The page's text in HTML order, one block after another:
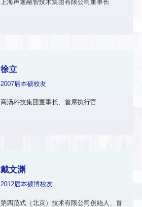
上海声通融智技术集团有限公司董事长
徐立
2007届本硕校友
商汤科技集团董事长、首席执行官
戴文渊
2012届本硕博校友
第四范式（北京）技术有限公司创始人、首